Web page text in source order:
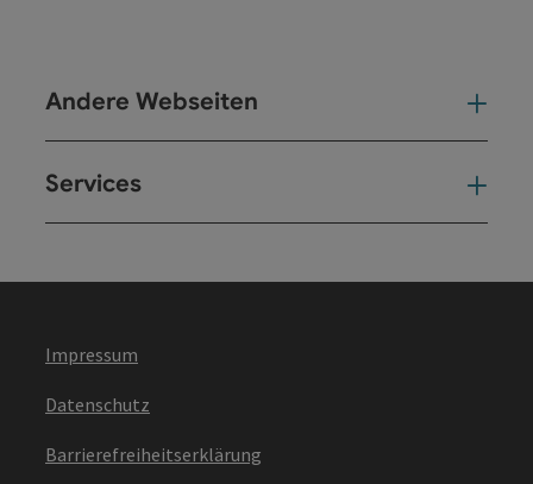
Andere Webseiten
Services
Impressum
Datenschutz
Barrierefreiheitserklärung